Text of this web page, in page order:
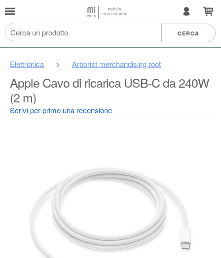
Elettronica > Arborist merchandising root
Apple Cavo di ricarica USB‑C da 240W
(2 m) ​​​​​​​
Scrivi per primo una recensione